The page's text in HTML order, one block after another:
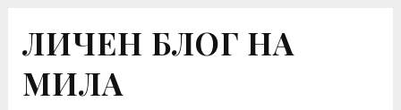
ЛИЧЕН БЛОГ НА
МИЛА